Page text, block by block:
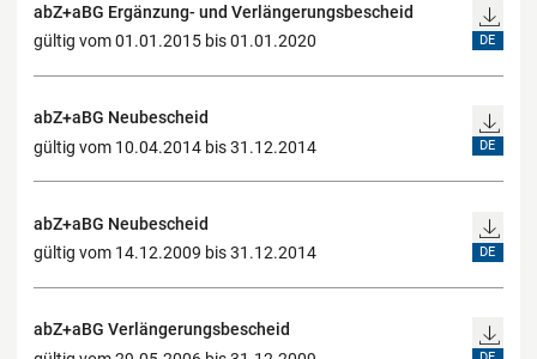
abZ+aBG Ergänzung- und Verlängerungsbescheid
gültig vom 01.01.2015 bis 01.01.2020
DE
abZ+aBG Neubescheid
gültig vom 10.04.2014 bis 31.12.2014
DE
abZ+aBG Neubescheid
gültig vom 14.12.2009 bis 31.12.2014
DE
abZ+aBG Verlängerungsbescheid